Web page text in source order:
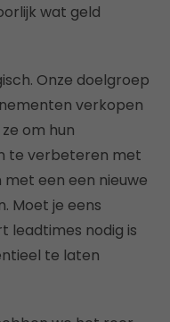
wat geld
Onze doelgroep
verkopen
om hun
te verbeteren met
een een nieuwe
Moet je eens
leadtimes nodig is
te laten